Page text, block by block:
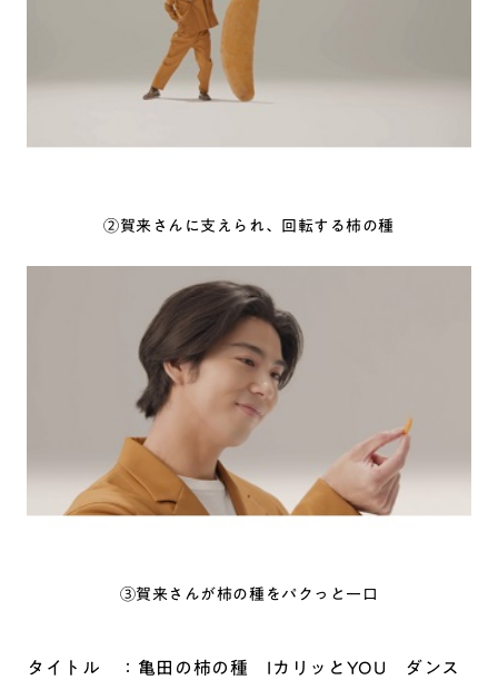
②賀来さんに支えられ、回転する柿の種
③賀来さんが柿の種をパクっと一口
タイトル ：亀田の柿の種 IカリッとYOU ダンス